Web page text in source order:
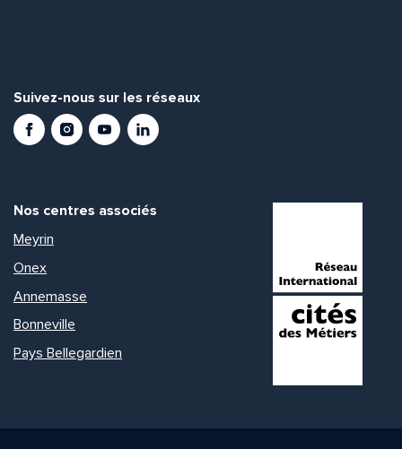
Suivez-nous sur les réseaux
FacebookInstagramYoutubeLinkedIn
Nos centres associés
Meyrin
Onex
Annemasse
Bonneville
Pays Bellegardien